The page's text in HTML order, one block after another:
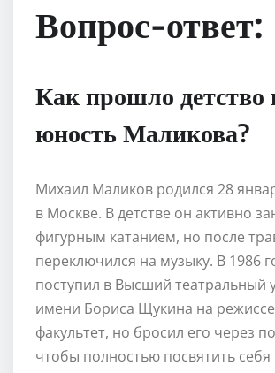
Вопрос-ответ:
Как прошло детство
юность Маликова?
Михаил Маликов родился 28
в Москве. В детстве он активно
фигурным катанием, но после
переключился на музыку. В 1986
поступил в Высший театральный
имени Бориса Щукина на
факультет, но бросил его через
чтобы полностью посвятить себя